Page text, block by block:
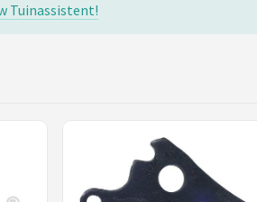
Tuinassistent!